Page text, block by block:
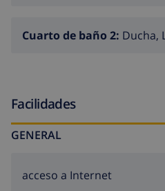
Cuarto de baño 2: Ducha,
Facilidades
GENERAL
acceso a Internet